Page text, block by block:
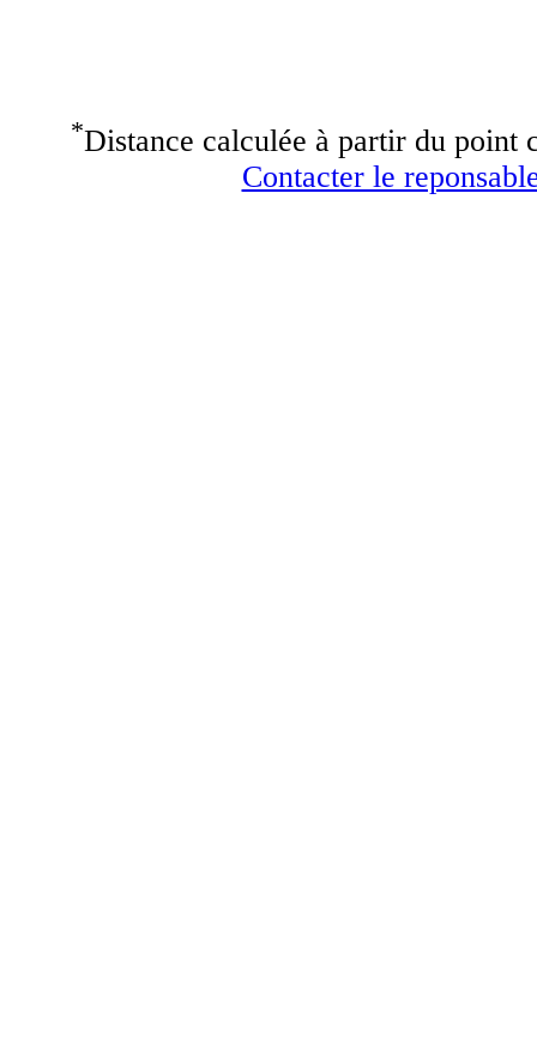
*Distance calculée à partir du point
Contacter le